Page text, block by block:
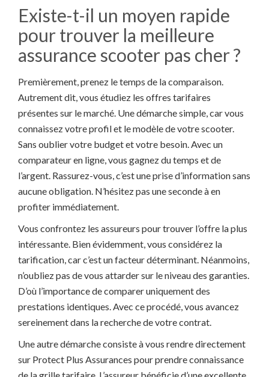
Existe-t-il un moyen rapide
pour trouver la meilleure
assurance scooter pas cher ?
Premièrement, prenez le temps de la comparaison.
Autrement dit, vous étudiez les offres tarifaires
présentes sur le marché. Une démarche simple, car vous
connaissez votre profil et le modèle de votre scooter.
Sans oublier votre budget et votre besoin. Avec un
comparateur en ligne, vous gagnez du temps et de
l’argent. Rassurez-vous, c’est une prise d’information sans
aucune obligation. N’hésitez pas une seconde à en
profiter immédiatement.
Vous confrontez les assureurs pour trouver l’offre la plus
intéressante. Bien évidemment, vous considérez la
tarification, car c’est un facteur déterminant. Néanmoins,
n’oubliez pas de vous attarder sur le niveau des garanties.
D’où l’importance de comparer uniquement des
prestations identiques. Avec ce procédé, vous avancez
sereinement dans la recherche de votre contrat.
Une autre démarche consiste à vous rendre directement
sur Protect Plus Assurances pour prendre connaissance